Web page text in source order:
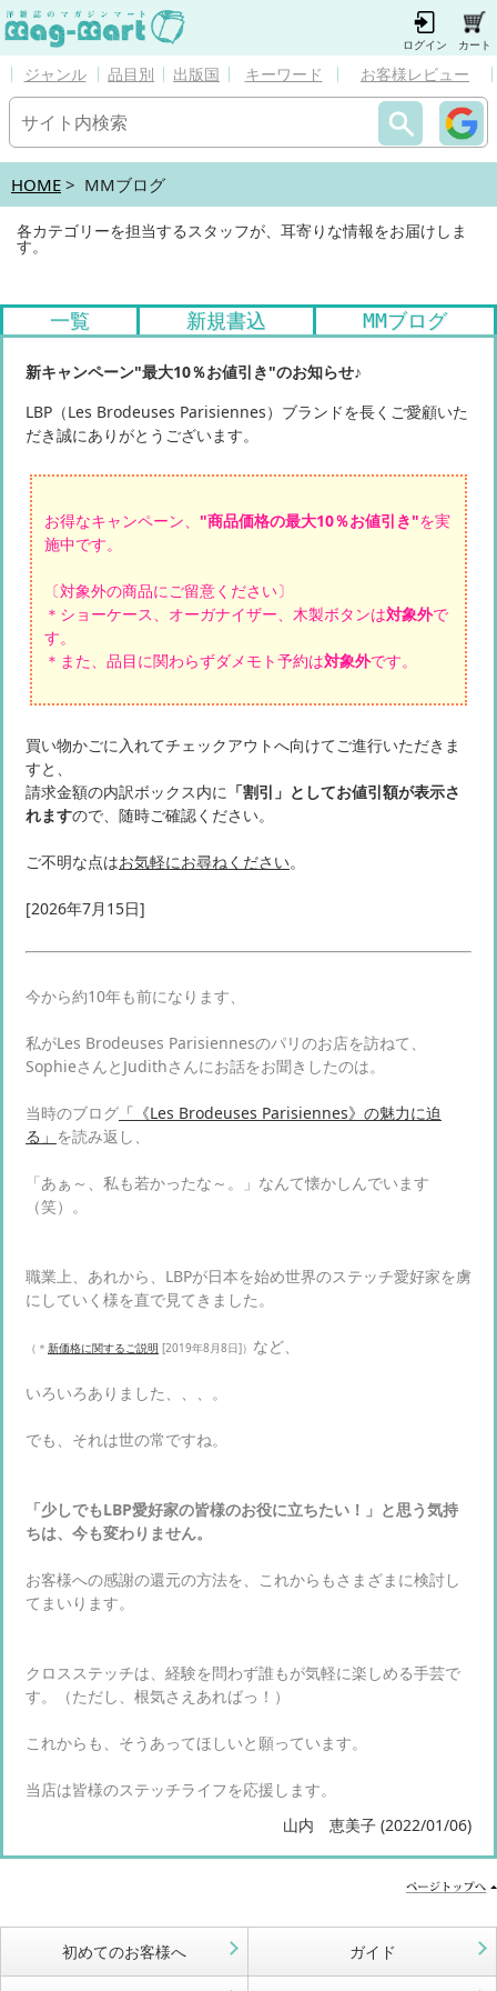
ログイン カート
ジャンル 品目別 出版国 キーワード お客様レビュー
HOME > MMブログ
各カテゴリーを担当するスタッフが、耳寄りな情報をお届けしま
す。
一覧 新規書込 MMブログ
新キャンペーン"最大10％お値引き"のお知らせ♪
LBP（Les Brodeuses Parisiennes）ブランドを長くご愛顧いた
だき誠にありがとうございます。
お得なキャンペーン、 "商品価格の最大10％お値引き"を実
施中です。
〔対象外の商品にご留意ください〕
＊ショーケース、オーガナイザー、木製ボタンは対象外で
す。
＊また、品目に関わらずダメモト予約は対象外です。
買い物かごに入れてチェックアウトへ向けてご進行いただきま
すと、
請求金額の内訳ボックス内に 「割引」としてお値引額が表示さ
れますので、随時ご確認ください。
ご不明な点はお気軽にお尋ねください。
[2026年7月15日]
今から約10年も前になります、
私がLes Brodeuses Parisiennesのパリのお店を訪ねて、
SophieさんとJudithさんにお話をお聞きしたのは。
当時のブログ 「《Les Brodeuses Parisiennes》の魅力に迫
る」 を読み返し、
「あぁ～、私も若かったな～。」なんて懐かしんでいます
（笑）。
職業上、あれから、LBPが日本を始め世界のステッチ愛好家を虜
にしていく様を直で見てきました。
（＊ 新価格に関するご説明 [2019年8月8日]） など、
いろいろありました、、、。
でも、それは世の常ですね。
「少しでもLBP愛好家の皆様のお役に立ちたい！」と思う気持
ちは、今も変わりません。
お客様への感謝の還元の方法を、これからもさまざまに検討し
てまいります。
クロスステッチは、経験を問わず誰もが気軽に楽しめる手芸で
す。（ただし、根気さえあればっ！）
これからも、そうあってほしいと願っています。
当店は皆様のステッチライフを応援します。
山内 恵美子 (2022/01/06)
初めてのお客様へ ガイド